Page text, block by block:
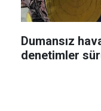
Dumansız
denetimler